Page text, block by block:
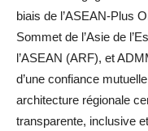
biais de l’ASEAN-Plus
Sommet de l’Asie de
l’ASEAN (ARF), et
d’une confiance
architecture régionale
transparente, inclusive